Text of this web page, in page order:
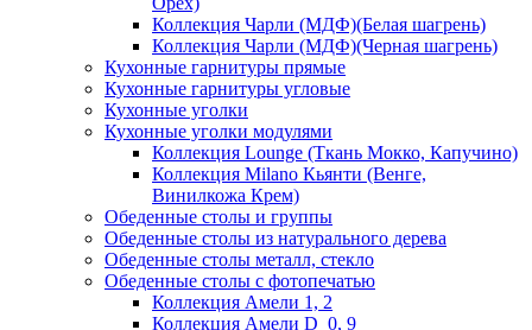
Коллекция Чарли (МДФ)(Белая шагрень)
Коллекция Чарли (МДФ)(Черная шагрень)
Кухонные гарнитуры прямые
Кухонные гарнитуры угловые
Кухонные уголки
Кухонные уголки модулями
Коллекция Lounge (Ткань Мокко, Капучино)
Коллекция Milano Кьянти (Венге,
Винилкожа Крем)
Обеденные столы и группы
Обеденные столы из натурального дерева
Обеденные столы металл, стекло
Обеденные столы с фотопечатью
Коллекция Амели 1, 2
Коллекция Амели D_0, 9